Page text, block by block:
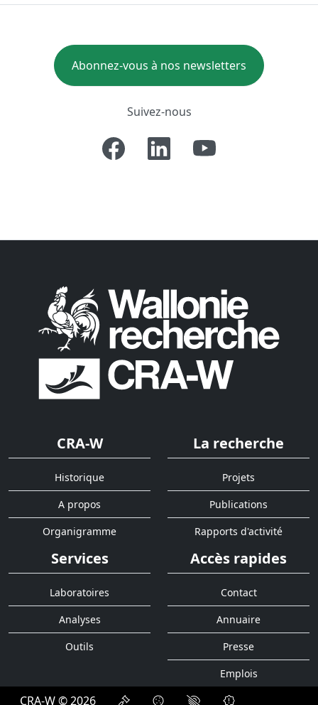
Abonnez-vous à nos newsletters
Suivez-nous
CRA-W
Historique
A propos
Organigramme
La recherche
Projets
Publications
Rapports d'activité
Services
Laboratoires
Analyses
Outils
Accès rapides
Contact
Annuaire
Presse
Emplois
CRA-W © 2026